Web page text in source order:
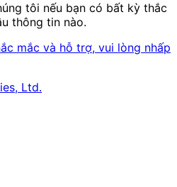
tôi nếu bạn có bất kỳ thắc
thông tin nào.
mắc và hỗ trợ, vui lòng nhấp
Ltd.